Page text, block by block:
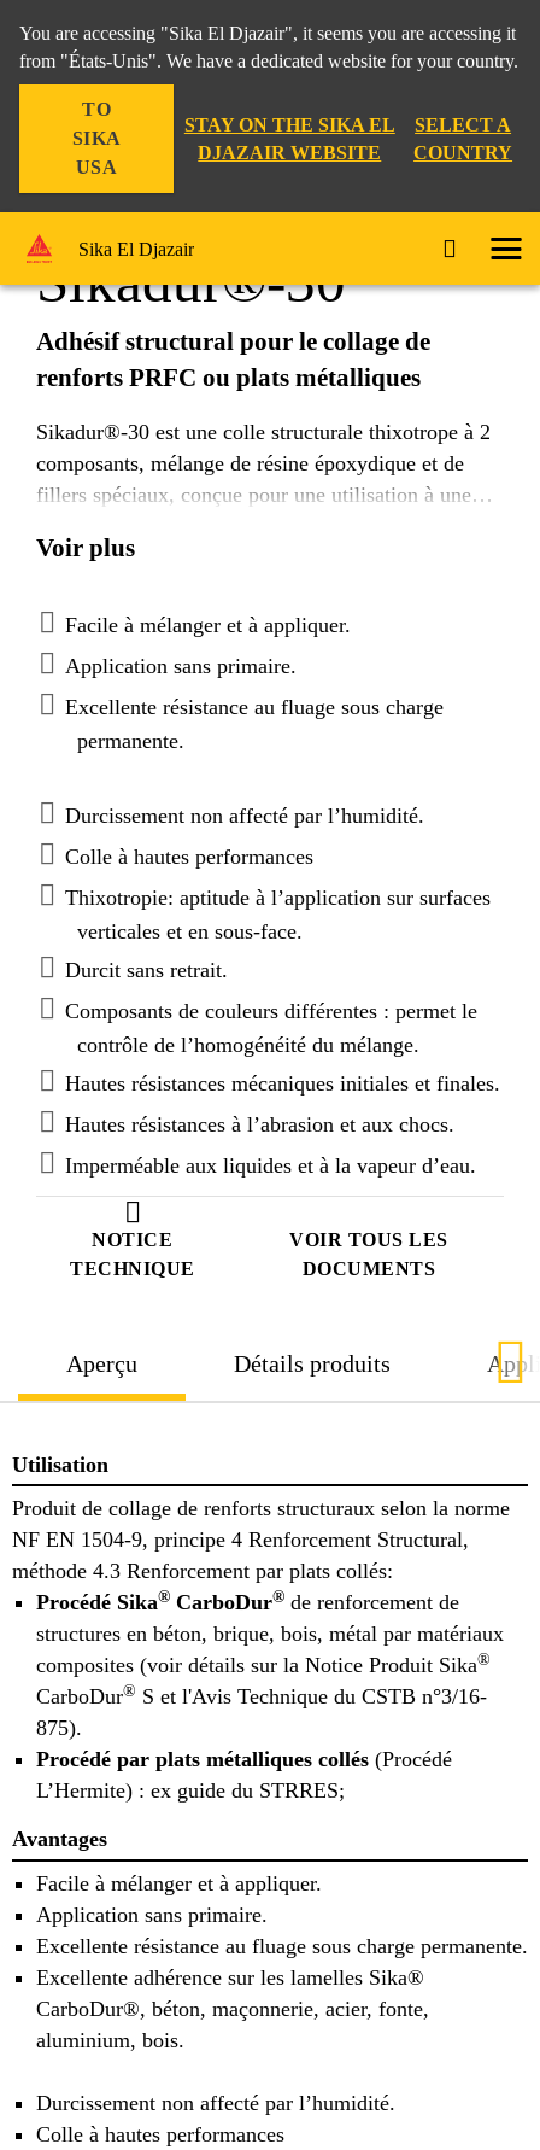
You are accessing "Sika El Djazair", it seems you are accessing it
from "États-Unis". We have a dedicated website for your country.
TO
SIKA
USA
STAY ON THE SIKA EL
DJAZAIR WEBSITE
SELECT A
COUNTRY
Sika El Djazair
Construction Collage rigide Sikadur®-30
NOTICE
TECHNIQUE
VOIR TOUS LES
DOCUMENTS
Sikadur®-30
Adhésif structural pour le collage de
renforts PRFC ou plats métalliques
Sikadur®-30 est une colle structurale thixotrope à 2
composants, mélange de résine époxydique et de
fillers spéciaux, conçue pour une utilisation à une
Voir plus
Facile à mélanger et à appliquer.
Application sans primaire.
Excellente résistance au fluage sous charge
permanente.
Durcissement non affecté par l’humidité.
Colle à hautes performances
Thixotropie: aptitude à l’application sur surfaces
verticales et en sous-face.
Durcit sans retrait.
Composants de couleurs différentes : permet le
contrôle de l’homogénéité du mélange.
Hautes résistances mécaniques initiales et finales.
Hautes résistances à l’abrasion et aux chocs.
Imperméable aux liquides et à la vapeur d’eau.
Aperçu Détails produits
Utilisation
Produit de collage de renforts structuraux selon la norme
NF EN 1504-9, principe 4 Renforcement Structural,
méthode 4.3 Renforcement par plats collés:
Procédé Sika® CarboDur® de renforcement de
structures en béton, brique, bois, métal par matériaux
composites (voir détails sur la Notice Produit Sika®
CarboDur® S et l'Avis Technique du CSTB n°3/16-
875).
Procédé par plats métalliques collés (Procédé
L’Hermite) : ex guide du STRRES;
Avantages
Facile à mélanger et à appliquer.
Application sans primaire.
Excellente résistance au fluage sous charge permanente.
Excellente adhérence sur les lamelles Sika®
CarboDur®, béton, maçonnerie, acier, fonte,
aluminium, bois.
Durcissement non affecté par l’humidité.
Colle à hautes performances